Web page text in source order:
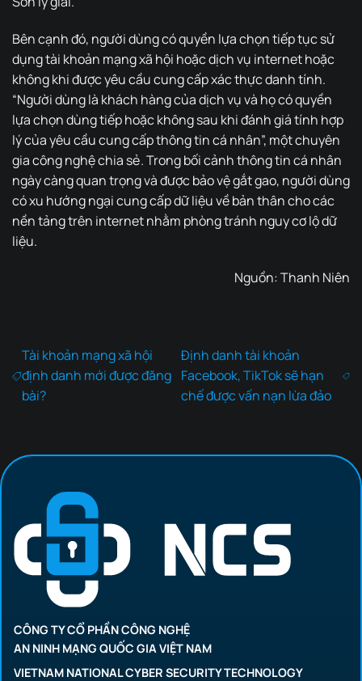
Bên cạnh đó, người dùng có quyền lựa chọn tiếp tục sử
dụng tài khoản mạng xã hội hoặc dịch vụ internet hoặc
không khi được yêu cầu cung cấp xác thực danh tính.
“Người dùng là khách hàng của dịch vụ và họ có quyền
lựa chọn dùng tiếp hoặc không sau khi đánh giá tính hợp
lý của yêu cầu cung cấp thông tin cá nhân”, một chuyên
gia công nghệ chia sẻ. Trong bối cảnh thông tin cá nhân
ngày càng quan trọng và được bảo vệ gắt gao, người dùng
có xu hướng ngại cung cấp dữ liệu về bản thân cho các
nền tảng trên internet nhằm phòng tránh nguy cơ lộ dữ
liệu.
Nguồn:Thanh Niên
Tài khoản mạng xã hội
định danh mới được đăng
bài?
Định danh tài khoản
Facebook, TikTok sẽ hạn
chế được vấn nạn lừa đảo
CÔNG TY CỔ PHẦN CÔNG NGHỆ
AN NINH MẠNG QUỐC GIA VIỆT NAM
VIETNAM NATIONAL CYBER SECURITY TECHNOLOGY